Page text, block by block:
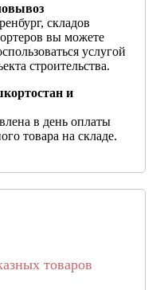
складов
вы можете
услугой
строительства.
и
в день оплаты
товара на складе.
товаров